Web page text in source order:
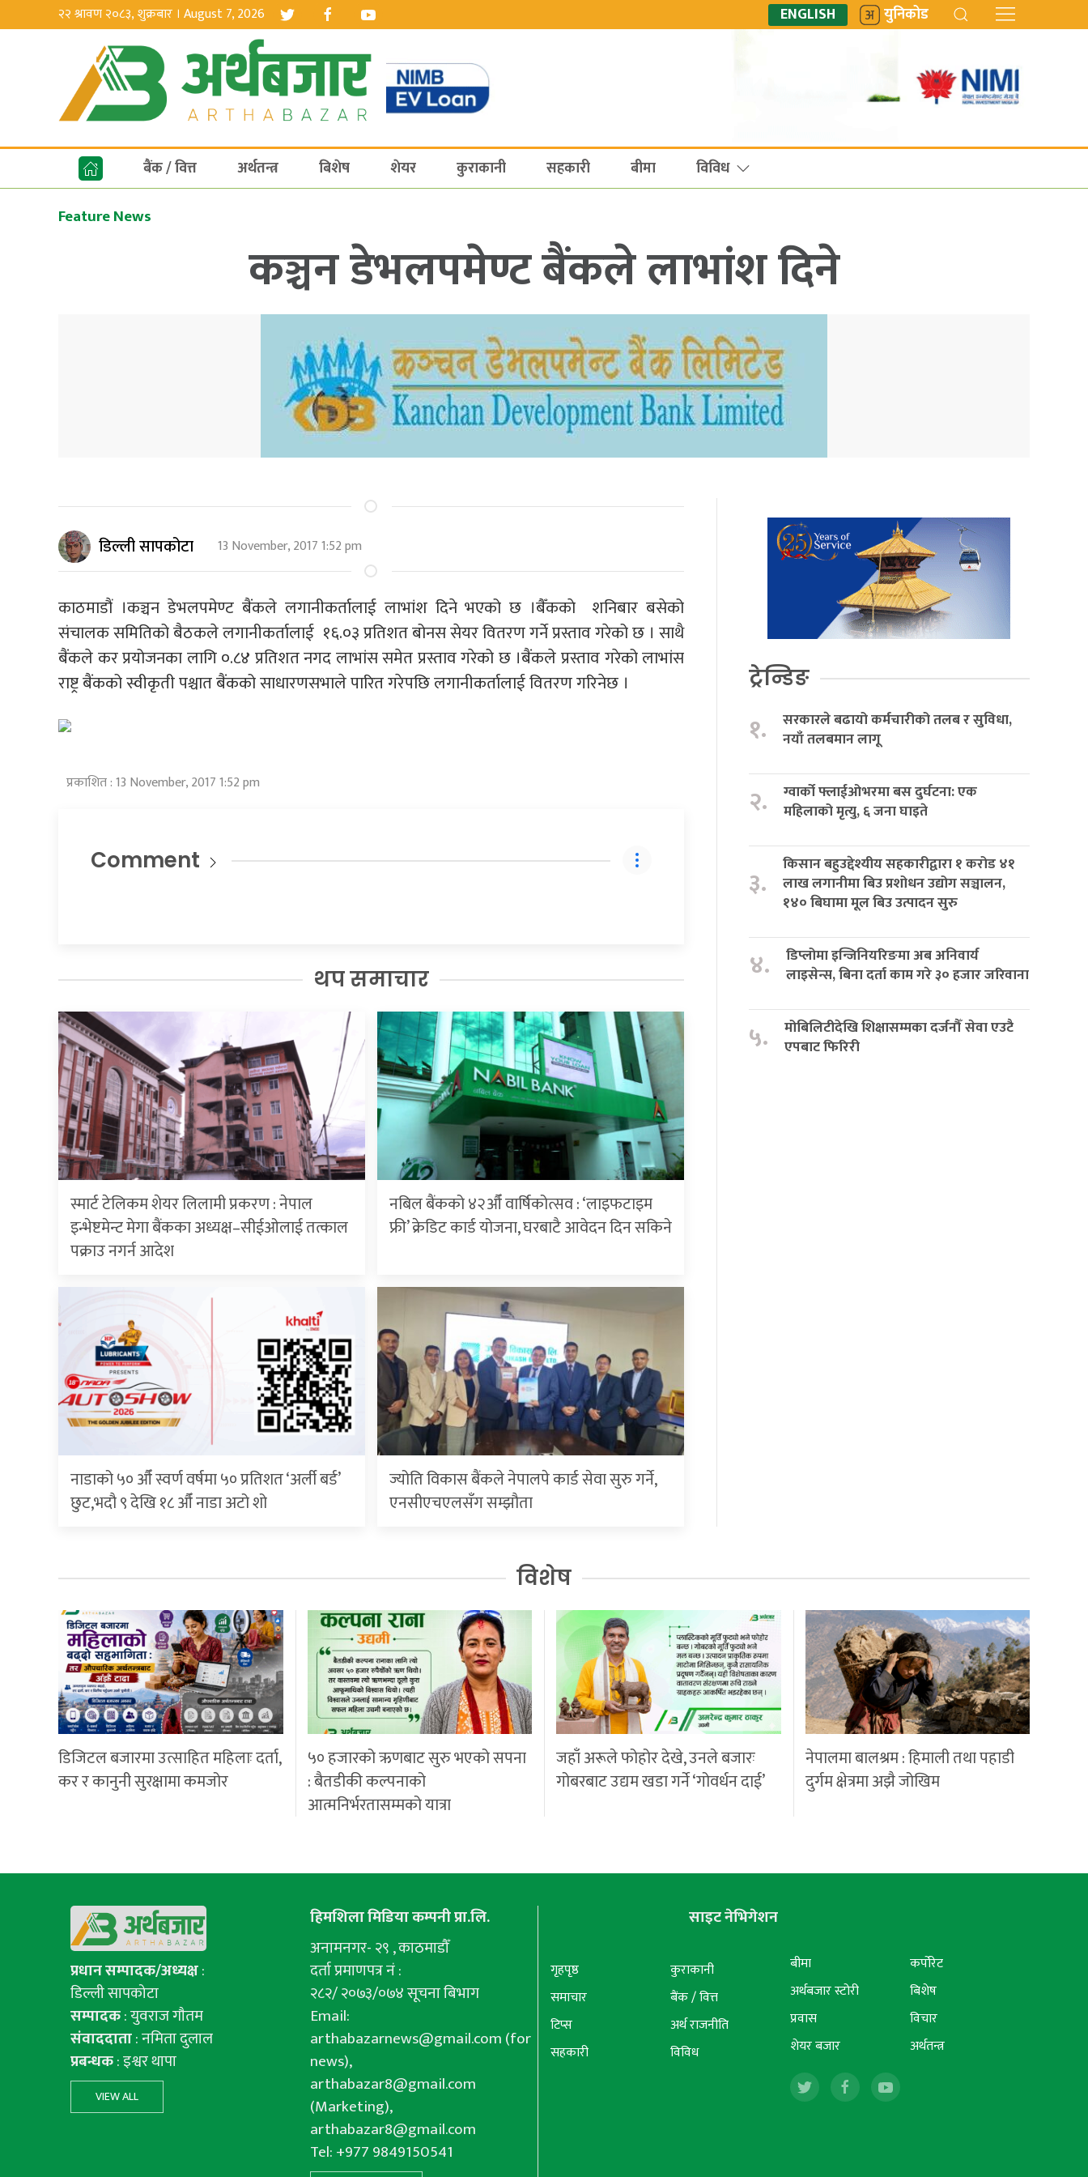
२२ श्रावण २०८३, शुक्रबार । August 7, 2026 ENGLISH युनिकोड
बैंक / वित्त अर्थतन्त्र बिशेष शेयर कुराकानी सहकारी बीमा विविध
Feature News
कञ्चन डेभलपमेण्ट बैंकले लाभांश दिने
डिल्ली सापकोटा 13 November, 2017 1:52 pm
काठमाडौं ।कञ्चन डेभलपमेण्ट बैंकले लगानीकर्तालाई लाभांश दिने भएको छ ।बैँककाे शनिबार बसेको
संचालक समितिको बैठकले लगानीकर्तालाई १६.०३ प्रतिशत बोनस सेयर वितरण गर्ने प्रस्ताव गरेको छ । साथै
बैंकले कर प्रयोजनका लागि ०.८४ प्रतिशत नगद लाभांस समेत प्रस्ताव गरेको छ ।बैंकले प्रस्ताव गरेको लाभांस
राष्ट्र बैंकको स्वीकृती पश्चात बैंकको साधारणसभाले पारित गरेपछि लगानीकर्तालाई वितरण गरिनेछ ।
प्रकाशित : 13 November, 2017 1:52 pm
Comment
थप समाचार
स्मार्ट टेलिकम शेयर लिलामी प्रकरण : नेपाल
इन्भेष्टमेन्ट मेगा बैंकका अध्यक्ष–सीईओलाई तत्काल
पक्राउ नगर्न आदेश
नबिल बैंकको ४२औँ वार्षिकोत्सव : ‘लाइफटाइम
फ्री’ क्रेडिट कार्ड योजना, घरबाटै आवेदन दिन सकिने
नाडाको ५० औँ स्वर्ण वर्षमा ५० प्रतिशत ‘अर्ली बर्ड’
छुट,भदौ ९ देखि १८ औँ नाडा अटो शो
ज्योति विकास बैंकले नेपालपे कार्ड सेवा सुरु गर्ने,
एनसीएचएलसँग सम्झौता
ट्रेन्डिङ
१.
सरकारले बढायो कर्मचारीको तलब र सुविधा,
नयाँ तलबमान लागू
२.
ग्वार्को फ्लाईओभरमा बस दुर्घटना: एक
महिलाको मृत्यु, ६ जना घाइते
३.
किसान बहुउद्देश्यीय सहकारीद्वारा १ करोड ४१
लाख लगानीमा बिउ प्रशोधन उद्योग सञ्चालन,
१४० बिघामा मूल बिउ उत्पादन सुरु
४.
डिप्लोमा इन्जिनियरिङमा अब अनिवार्य
लाइसेन्स, बिना दर्ता काम गरे ३० हजार जरिवाना
५.
मोबिलिटीदेखि शिक्षासम्मका दर्जनौँ सेवा एउटै
एपबाट फिरिरी
विशेष
डिजिटल बजारमा उत्साहित महिलाः दर्ता,
कर र कानुनी सुरक्षामा कमजोर
५० हजारको ऋणबाट सुरु भएको सपना
: बैतडीकी कल्पनाको
आत्मनिर्भरतासम्मको यात्रा
जहाँ अरूले फोहोर देखे, उनले बजारः
गोबरबाट उद्यम खडा गर्ने ‘गोवर्धन दाई’
नेपालमा बालश्रम : हिमाली तथा पहाडी
दुर्गम क्षेत्रमा अझै जोखिम
प्रधान सम्पादक/अध्यक्ष:
डिल्ली सापकोटा
सम्पादक: युवराज गाैतम
संवाददाता: नमिता दुलाल
प्रबन्धक: इश्वर थापा
VIEW ALL
हिमशिला मिडिया कम्पनी प्रा.लि.
अनामनगर- २९ , काठमाडौँ
दर्ता प्रमाणपत्र नं :
२८२/ २०७३/०७४ सूचना बिभाग
Email:
arthabazarnews@gmail.com(for
news),
arthabazar8@gmail.com
(Marketing),
arthabazar8@gmail.com
Tel: +977 9849150541
साइट नेभिगेशन
गृहपृष्ठ
समाचार
टिप्स
सहकारी
कुराकानी
बैंक / वित्त
अर्थ राजनीति
विविध
बीमा
अर्थबजार स्टोरी
प्रवास
शेयर बजार
कर्पोरेट
बिशेष
विचार
अर्थतन्त्र